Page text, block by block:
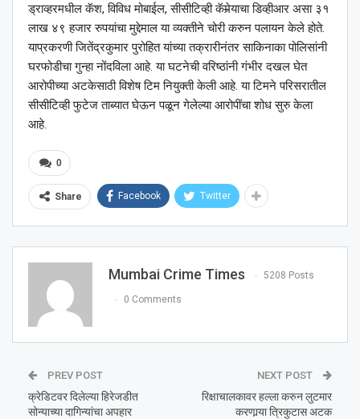
ड्राव्हरमधील कॅश, विविध मोबाईल, सीसीटिव्ही कॅमेर्‍याचा डिव्हीआर असा ३१
लाख ४९ हजार रुपयांचा मुद्देमाल या व्यक्तीने चोरी करुन पलायन केले होते.
याप्रकरणी जितेंद्रकुमार पुरोहित यांच्या तक्रारीनंतर साकिनाका पोलिसांनी
घरफोडीचा गुन्हा नोंदविला आहे. या घटनेची वरिष्ठांनी गंभीर दखल घेत
आरोपीच्या अटकेसाठी विशेष टिम नियुक्ती केली आहे. या टिमने परिसरातील
सीसीटिव्ही फुटेज ताब्यात घेऊन पळून गेलेल्या आरोपींचा शोध सुरु केला
आहे.
0
Share Facebook Twitter
Mumbai Crime Times 5208 Posts
0 Comments
PREV POST
क्रेडिटवर दिलेल्या हिरेजडीत
सोन्याच्या दागिन्यांचा अपहार
NEXT POST
रिक्षाचालकावर हल्ला करुन लुटमार
करणार्‍या त्रिकुटास अटक